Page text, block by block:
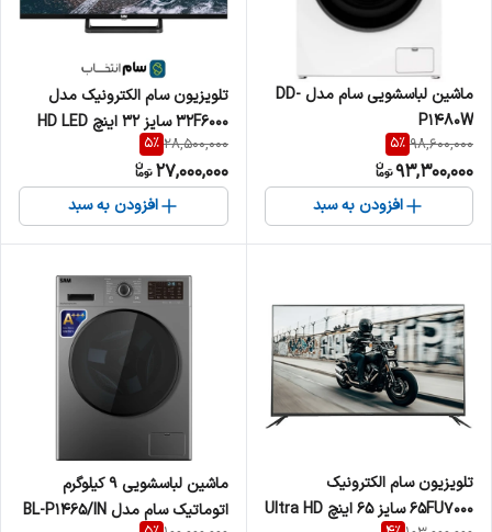
ماشین لباسشویی سام مدل DD-
P1480W
98,600,000
5%
93,300,000
افزودن به سبد
تلویزیون سام الکترونیک مدل
32F6000 سایز ۳۲ اینچ HD LED
28,500,000
5%
27,000,000
افزودن به سبد
تلویزیون سام الکترونیک
65FU7000 سایز ۶۵ اینچ Ultra HD
ماشین لباسشویی 9 کیلوگرم
اتوماتیک سام مدل BL-P1465/IN